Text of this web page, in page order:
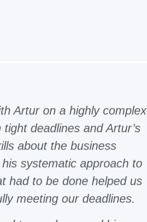
Artur on a highly complex
deadlines and Artur’s
about the business
systematic approach to
had to be done helped us
meeting our deadlines.